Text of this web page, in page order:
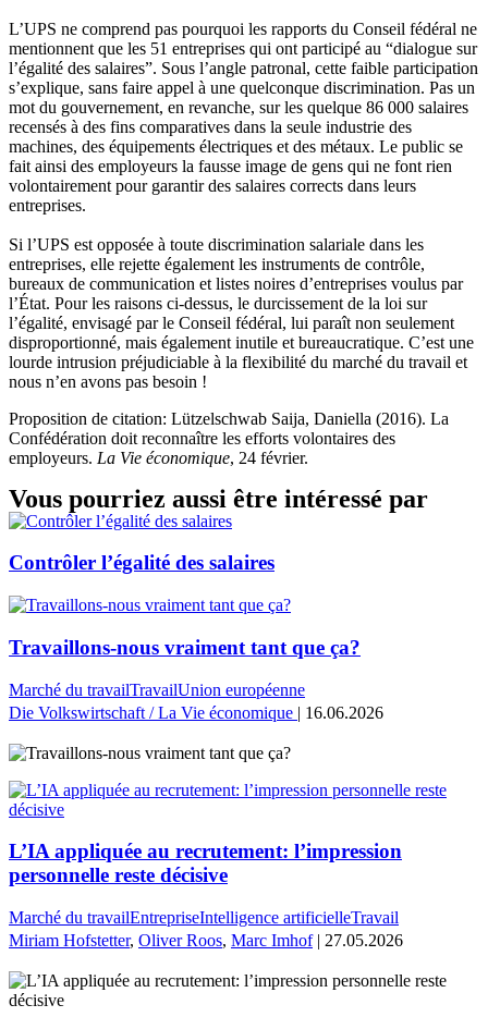
L’UPS ne comprend pas pourquoi les rapports du Conseil fédéral ne
mentionnent que les 51 entreprises qui ont participé au “dialogue sur
l’égalité des salaires”. Sous l’angle patronal, cette faible participation
s’explique, sans faire appel à une quelconque discrimination. Pas un
mot du gouvernement, en revanche, sur les quelque 86 000 salaires
recensés à des fins comparatives dans la seule industrie des
machines, des équipements électriques et des métaux. Le public se
fait ainsi des employeurs la fausse image de gens qui ne font rien
volontairement pour garantir des salaires corrects dans leurs
entreprises.
Si l’UPS est opposée à toute discrimination salariale dans les
entreprises, elle rejette également les instruments de contrôle,
bureaux de communication et listes noires d’entreprises voulus par
l’État. Pour les raisons ci-dessus, le durcissement de la loi sur
l’égalité, envisagé par le Conseil fédéral, lui paraît non seulement
disproportionné, mais également inutile et bureaucratique. C’est une
lourde intrusion préjudiciable à la flexibilité du marché du travail et
nous n’en avons pas besoin !
Proposition de citation: Lützelschwab Saija, Daniella (2016). La
Confédération doit reconnaître les efforts volontaires des
employeurs. La Vie économique, 24 février.
Vous pourriez aussi être intéressé par
Contrôler l’égalité des salaires
Travaillons-nous vraiment tant que ça?
Marché du travailTravailUnion européenne
Die Volkswirtschaft / La Vie économique | 16.06.2026
L’IA appliquée au recrutement: l’impression
personnelle reste décisive
Marché du travailEntrepriseIntelligence artificielleTravail
Miriam Hofstetter, Oliver Roos, Marc Imhof| 27.05.2026